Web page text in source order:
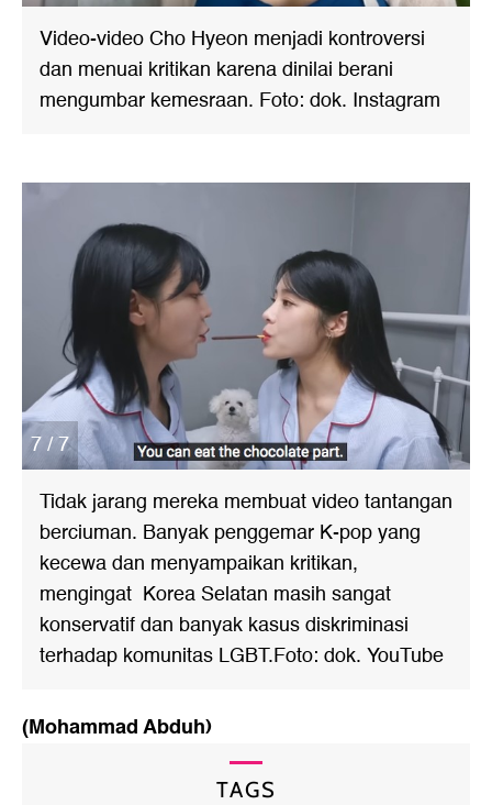
Video-video Cho Hyeon menjadi kontroversi
dan menuai kritikan karena dinilai berani
mengumbar kemesraan. Foto: dok. Instagram
7 / 7
Tidak jarang mereka membuat video tantangan
berciuman. Banyak penggemar K-pop yang
kecewa dan menyampaikan kritikan,
mengingat Korea Selatan masih sangat
konservatif dan banyak kasus diskriminasi
terhadap komunitas LGBT.Foto: dok. YouTube
(Mohammad Abduh)
TAGS